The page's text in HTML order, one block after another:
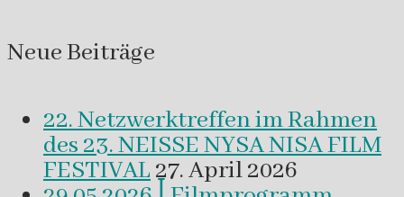
Neue Beiträge
22. Netzwerktreffen im Rahmen
des 23. NEISSE NYSA NISA FILM
FESTIVAL27. April 2026